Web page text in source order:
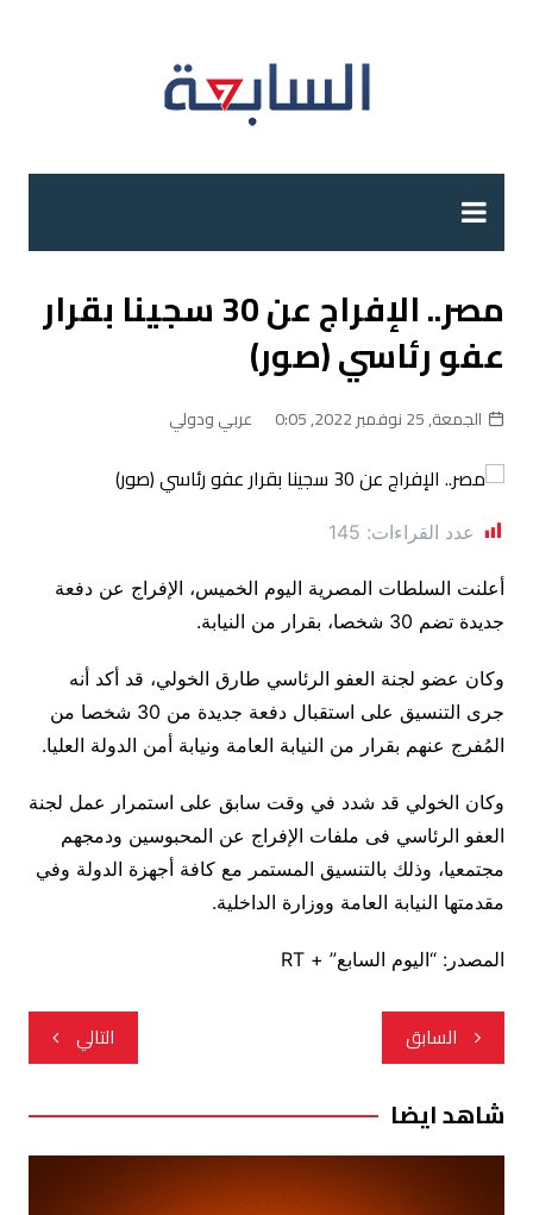
مصر.. الإفراج عن 30 سجينا بقرار
عفو رئاسي (صور)
الجمعة, 25 نوفمبر 2022, 0:05 عربي ودولي
عدد القراءات: 145
أعلنت السلطات المصرية اليوم الخميس، الإفراج عن دفعة
جديدة تضم 30 شخصا، بقرار من النيابة.
وكان عضو لجنة العفو الرئاسي طارق الخولي، قد أكد أنه
‏جرى التنسيق على استقبال دفعة جديدة من 30 شخصا من
المُفرج عنهم بقرار من النيابة العامة ونيابة أمن الدولة العليا.
وكان الخولي قد شدد في وقت سابق على استمرار عمل لجنة
العفو الرئاسي فى ملفات الإفراج عن المحبوسين ودمجهم
مجتمعيا، وذلك بالتنسيق المستمر مع كافة أجهزة الدولة وفي
مقدمتها النيابة العامة ووزارة الداخلية.
المصدر: “اليوم السابع” + RT
تصفّح
المقالات
السابق التالي
شاهد ايضا